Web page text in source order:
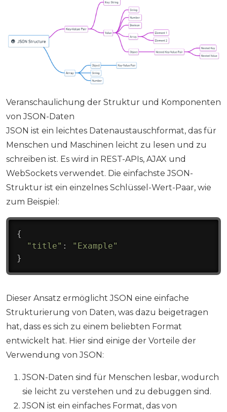
Veranschaulichung der Struktur und Komponenten
von JSON-Daten
JSON ist ein leichtes Datenaustauschformat, das für
Menschen und Maschinen leicht zu lesen und zu
schreiben ist. Es wird in REST-APIs, AJAX und
WebSockets verwendet. Die einfachste JSON-
Struktur ist ein einzelnes Schlüssel-Wert-Paar, wie
zum Beispiel:
{
"title" :
"Example"
}
Dieser Ansatz ermöglicht JSON eine einfache
Strukturierung von Daten, was dazu beigetragen
hat, dass es sich zu einem beliebten Format
entwickelt hat. Hier sind einige der Vorteile der
Verwendung von JSON:
JSON-Daten sind für Menschen lesbar, wodurch
sie leicht zu verstehen und zu debuggen sind.
JSON ist ein einfaches Format, das von